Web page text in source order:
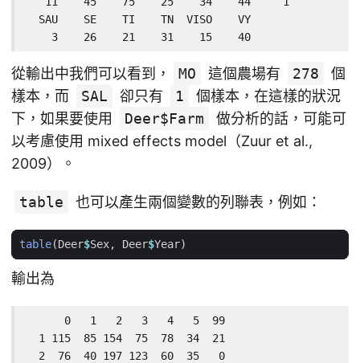
  SAU    SE    TI    TN  VISO    VY
    3    26    21    31    15    40
從輸出中我們可以看到， MO 這個農場有 278
個
樣本，而
SAL 卻只有 1
個樣本，在這樣的狀況
下，如果要使用
Deer$Farm
做分析的話，可能可
以考慮使用 mixed effects model（Zuur et al.,
2009）。
table 也可以產生兩個變數的列聯表，例如：
table(Deer$Sex, Deer$Year)
輸出為
      0   1   2   3   4   5  99
  1 115  85 154  75  78  34  21
  2  76  40 197 123  60  35   0